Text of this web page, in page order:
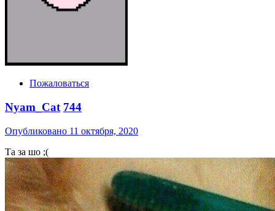
Пожаловаться
Nyam_Cat 744
Опубликовано 11 октября, 2020
Та за шо ;(